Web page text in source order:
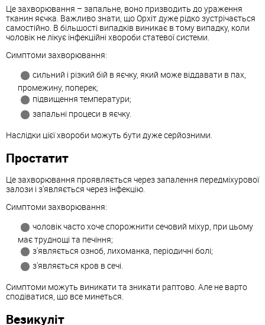
Це захворювання – запальне, воно призводить до ураження
тканин яєчка. Важливо знати, що Орхіт дуже рідко зустрічається
самостійно. В більшості випадків виникає в тому випадку, коли
чоловік не лікує інфекційні хвороби статевої системи.
Симптоми захворювання:
сильний і різкий бій в яєчку, який може віддавати в пах,
промежину, поперек;
підвищення температури;
запальні процеси в яєчку.
Наслідки цієї хвороби можуть бути дуже серйозними.
Простатит
Це захворювання проявляється через запалення передміхурової
залози і з'являється через інфекцію.
Симптоми захворювання:
чоловік часто хоче спорожнити сечовий міхур, при цьому
має труднощі та печіння;
з'являється озноб, лихоманка, періодичні болі;
з'являється кров в сечі.
Симптоми можуть виникати та зникати раптово. Але не варто
сподіватися, що все минеться.
Везикуліт